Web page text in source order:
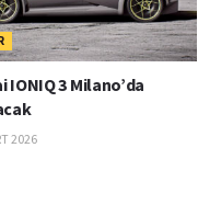
IONIQ 3 Milano’da
2026